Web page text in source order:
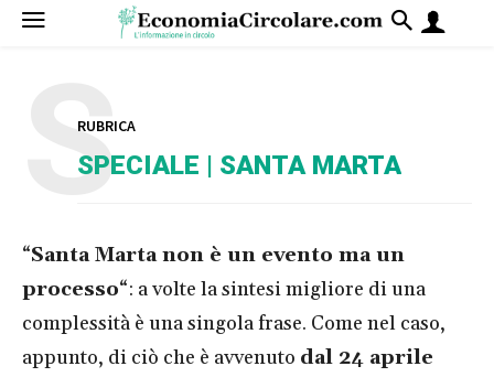
RUBRICA
SPECIALE | SANTA MARTA
S
“Santa Marta non è un evento ma un
processo“: a volte la sintesi migliore di una
complessità è una singola frase. Come nel caso,
appunto, di ciò che è avvenuto dal 24 aprile